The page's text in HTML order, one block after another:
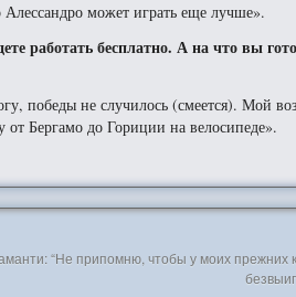
может играть еще лучше».
работать бесплатно. А на что вы
победы не случилось (смеется). Мой
от Бергамо до Гориции на велосипеде».
“Не припомню, чтобы у моих прежних